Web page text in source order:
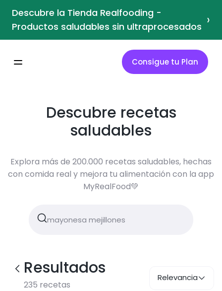
Descubre la Tienda Realfooding -
Productos saludables sin ultraprocesados ›
Consigue tu Plan
Descubre recetas
saludables
Explora más de 200.000 recetas saludables, hechas
con comida real y mejora tu alimentación con la app
MyRealFood💚
Resultados
235 recetas
Relevancia